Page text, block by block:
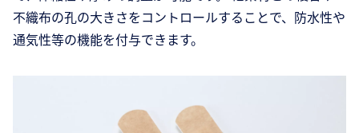
不織布の孔の大きさをコントロールすることで、防水性や
通気性等の機能を付与できます。